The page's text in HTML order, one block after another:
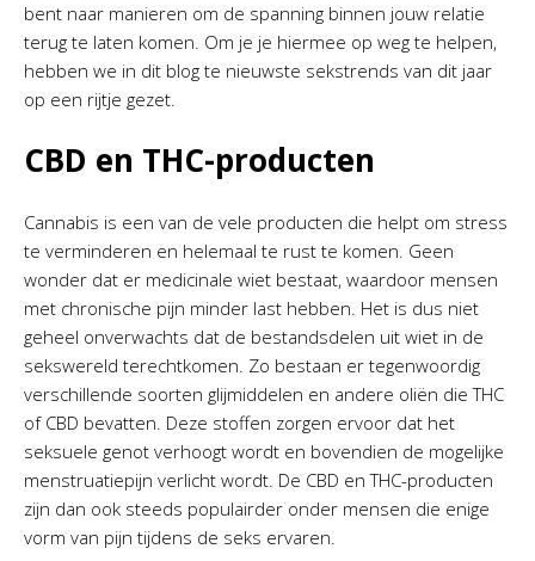
bent naar manieren om de spanning binnen jouw relatie
terug te laten komen. Om je je hiermee op weg te helpen,
hebben we in dit blog te nieuwste sekstrends van dit jaar
op een rijtje gezet.
CBD en THC-producten
Cannabis is een van de vele producten die helpt om stress
te verminderen en helemaal te rust te komen. Geen
wonder dat er medicinale wiet bestaat, waardoor mensen
met chronische pijn minder last hebben. Het is dus niet
geheel onverwachts dat de bestandsdelen uit wiet in de
sekswereld terechtkomen. Zo bestaan er tegenwoordig
verschillende soorten glijmiddelen en andere oliën die THC
of CBD bevatten. Deze stoffen zorgen ervoor dat het
seksuele genot verhoogt wordt en bovendien de mogelijke
menstruatiepijn verlicht wordt. De CBD en THC-producten
zijn dan ook steeds populairder onder mensen die enige
vorm van pijn tijdens de seks ervaren.